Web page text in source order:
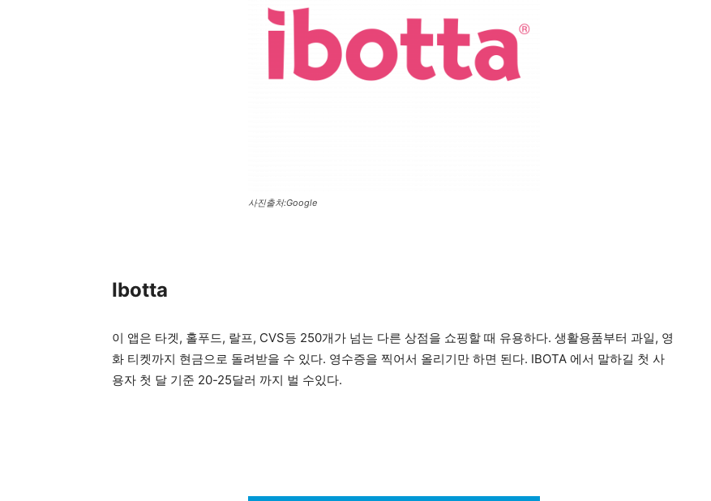
사진출처:Google
Ibotta
이 앱은 타겟, 홀푸드, 랄프, CVS등 250개가 넘는 다른 상점을 쇼핑할 때 유용하다. 생활용품부터 과일, 영
화 티켓까지 현금으로 돌려받을 수 있다. 영수증을 찍어서 올리기만 하면 된다. IBOTA 에서 말하길 첫 사
용자 첫 달 기준 20-25달러 까지 벌 수있다.